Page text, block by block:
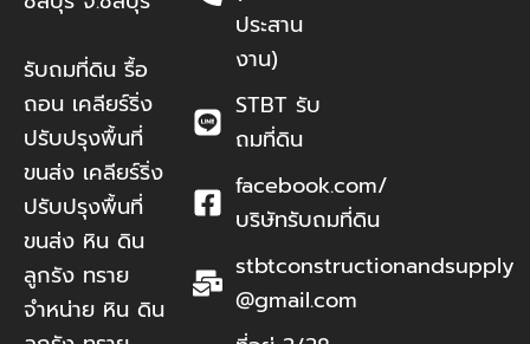
รับถมที่ดิน รื้อ
ถอน เคลียร์ริ่ง
ปรับปรุงพื้นที่
ขนส่ง เคลียร์ริ่ง
ปรับปรุงพื้นที่
ขนส่ง หิน ดิน
ลูกรัง ทราย
จำหน่าย หิน ดิน
ประสาน
งาน)
STBT รับ
ถมที่ดิน
facebook.com/
บริษัทรับถมที่ดิน
stbtconstructionandsupply
@gmail.com